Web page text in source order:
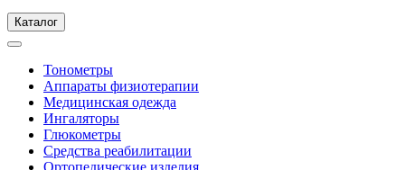
Каталог
Тонометры
Аппараты физиотерапии
Медицинская одежда
Ингаляторы
Глюкометры
Средства реабилитации
Ортопедические изделия